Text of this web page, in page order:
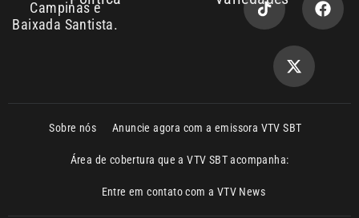
Ltda – CNPJ: 01.773.119.0001-60